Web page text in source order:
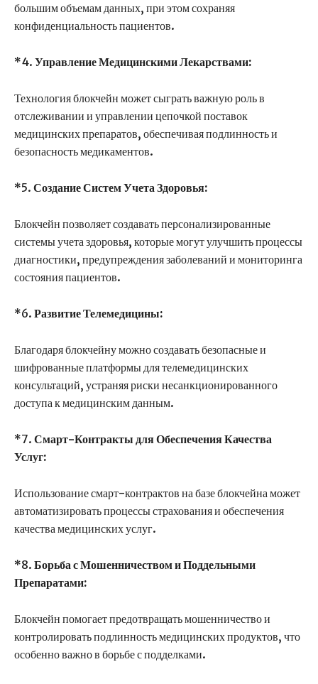
большим объемам данных, при этом сохраняя
конфиденциальность пациентов.
*4. Управление Медицинскими Лекарствами:
Технология блокчейн может сыграть важную роль в
отслеживании и управлении цепочкой поставок
медицинских препаратов, обеспечивая подлинность и
безопасность медикаментов.
*5. Создание Систем Учета Здоровья:
Блокчейн позволяет создавать персонализированные
системы учета здоровья, которые могут улучшить процессы
диагностики, предупреждения заболеваний и мониторинга
состояния пациентов.
*6. Развитие Телемедицины:
Благодаря блокчейну можно создавать безопасные и
шифрованные платформы для телемедицинских
консультаций, устраняя риски несанкционированного
доступа к медицинским данным.
*7. Смарт-Контракты для Обеспечения Качества
Услуг:
Использование смарт-контрактов на базе блокчейна может
автоматизировать процессы страхования и обеспечения
качества медицинских услуг.
*8. Борьба с Мошенничеством и Поддельными
Препаратами:
Блокчейн помогает предотвращать мошенничество и
контролировать подлинность медицинских продуктов, что
особенно важно в борьбе с подделками.